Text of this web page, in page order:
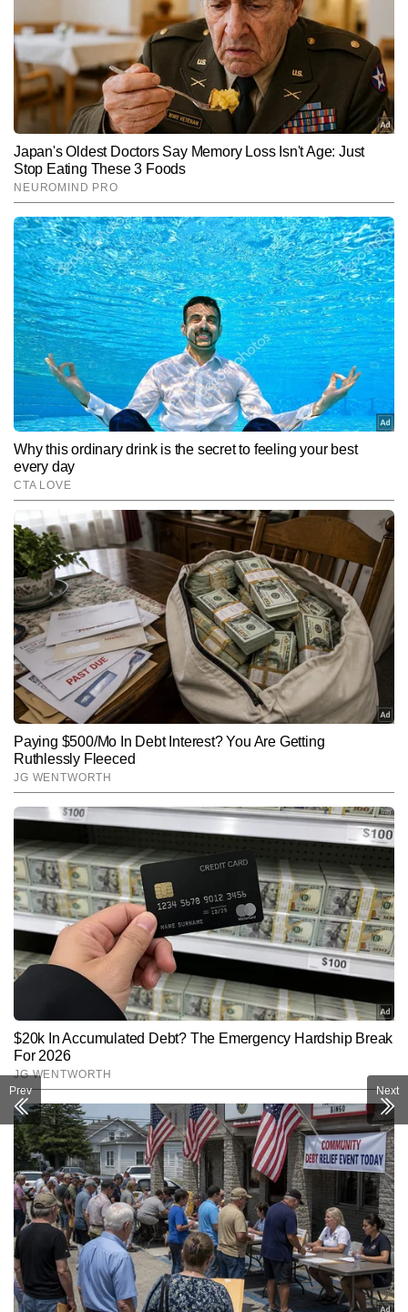
करते हैं।
Hindi NewsSpirituality
प्रभात शर्मा AUTHOR
प्रभात शर्मा टाइम्स नाउ हिंदी डिजिटल के फीचर डेस्क में कार्यरत ट्रैवल और
लाइफस्टाइल राइटर हैं। यात्राओं के प्रति उनका गहरा जुनून और नई जगहों को
समझने–परखने की क्षमता उनकी लेखन शैली को बेहद जीवंत और पाठकों से जोड़ने
वाली बनाती है। वे ऑफबीट डेस्टिनेशन, लोकल कल्चर, हेरिटेज साइट्स, रोड
ट्रिप्स, फूड जर्नी और बजट ट्रैवल जैसे विषयों पर मजबूत पकड़ रखते हैं। प्रभात
की स्टोरीज़ सिर्फ जानकारी नहीं देतीं, बल्कि यात्रा के माहौल, भाव और अनुभव को
भी महसूस कराती हैं। अब तक 7,000 से अधिक कंटेंट लिख चुके प्रभात अपनी
सहज भाषा, प्रामाणिक जानकारी और अनुभव-आधारित दृष्टिकोण के लिए जाने जाते
हैं।
और पढ़ें
Follow Us:
Subscribe to our daily Newsletter!
SUBMIT
Prev Next